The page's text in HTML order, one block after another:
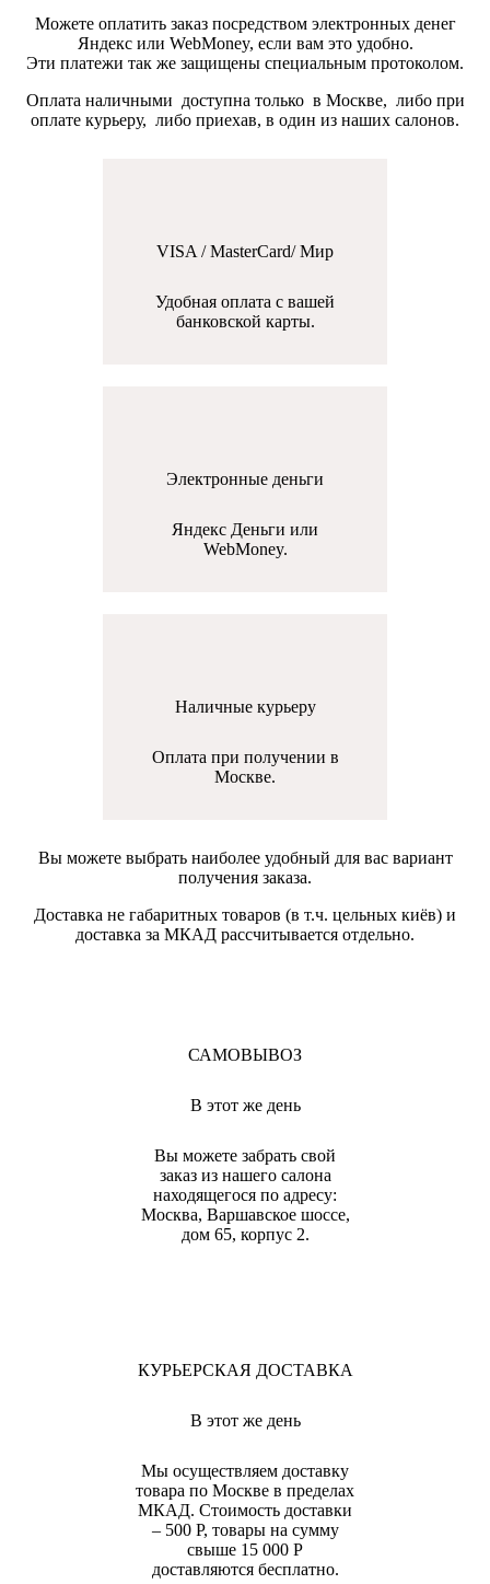
Можете оплатить заказ посредством электронных денег
Яндекс или WebMoney, если вам это удобно.
Эти платежи так же защищены специальным протоколом.
Оплата наличными доступна только в Москве, либо при
оплате курьеру, либо приехав, в один из наших салонов.
VISA / MasterCard/ Мир
Удобная оплата с вашей
банковской карты.
Электронные деньги
Яндекс Деньги или
WebMoney.
Наличные курьеру
Оплата при получении в
Москве.
Вы можете выбрать наиболее удобный для вас вариант
получения заказа.
Доставка не габаритных товаров (в т.ч. цельных киёв) и
доставка за МКАД рассчитывается отдельно.
САМОВЫВОЗ
В этот же день
Вы можете забрать свой
заказ из нашего салона
находящегося по адресу:
Москва, Варшавское шоссе,
дом 65, корпус 2.
КУРЬЕРСКАЯ ДОСТАВКА
В этот же день
Мы осуществляем доставку
товара по Москве в пределах
МКАД. Стоимость доставки
– 500 Р, товары на сумму
свыше 15 000 Р
доставляются бесплатно.